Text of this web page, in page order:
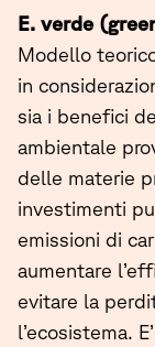
E. verde
Modello
in
sia i benefici
ambientale
delle materie
investimenti
emissioni di
aumentare
evitare la
l’ecosistema.